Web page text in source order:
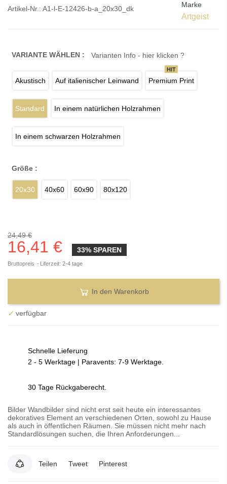
Artikel-Nr.: A1-l-E-12426-b-a_20x30_dk Marke
Artgeist
VARIANTE WÄHLEN : Varianten Info - hier klicken ?
Akustisch Auf italienischer Leinwand Premium Print
HIT
Standard In einem natürlichen Holzrahmen
In einem schwarzen Holzrahmen
Größe :
20x30 40x60 60x90 80x120
24,49 €
16,41 € 33% SPAREN
Bruttopreis Liferzeit: 2-4 tage
In den Warenkorb
✓ verfügbar
Schnelle Lieferung
2 - 5 Werktage | Paravents: 7-9 Werktage.
30 Tage Rückgaberecht.
Bilder Wandbilder sind nicht erst seit heute ein interessantes
dekoratives Element an verschiedenen Orten, sowohl zu Hause
als auch in öffentlichen Räumen. Sie müssen nicht mehr nach
Standardlösungen suchen, die Ihren Anforderungen...
Teilen Tweet Pinterest